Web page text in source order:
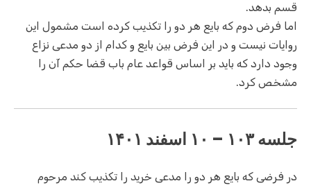
قسم بدهد.
اما فرض دوم که بایع هر دو را تکذیب کرده است مشمول این
روایات نیست و در این فرض بین بایع و کدام از دو مدعی نزاع
وجود دارد که باید بر اساس قواعد عام باب قضا حکم آن را
مشخص کرد.
جلسه ۱۰۳ – ۱۰ اسفند ۱۴۰۱
در فرضی که بایع هر دو را مدعی خرید را تکذیب کند مرحوم